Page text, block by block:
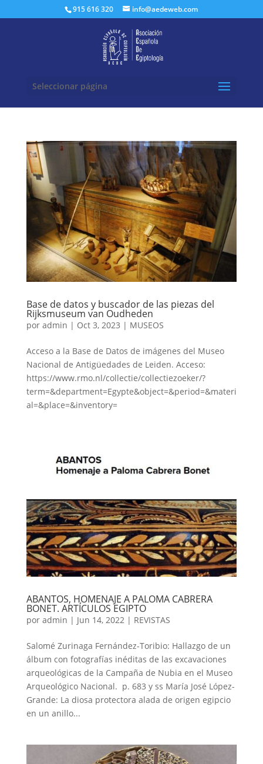
915 616 320 info@aedeweb.com
Seleccionar página
Base de datos y buscador de las piezas del
Rijksmuseum van Oudheden
por admin | Oct 3, 2023 | MUSEOS
Acceso a la Base de Datos de imágenes del Museo
Nacional de Antigüedades de Leiden. Acceso:
https://www.rmo.nl/collectie/collectiezoeker/?
term=&department=Egypte&object=&period=&materi
al=&place=&inventory=
ABANTOS, HOMENAJE A PALOMA CABRERA
BONET. ARTÍCULOS EGIPTO
por admin | Jun 14, 2022| REVISTAS
Salomé Zurinaga Fernández-Toribio: Hallazgo de un
álbum con fotografías inéditas de las excavaciones
arqueológicas de la Campaña de Nubia en el Museo
Arqueológico Nacional. p. 683 y ss María José López-
Grande: La diosa protectora alada de origen egipcio
en un anillo...